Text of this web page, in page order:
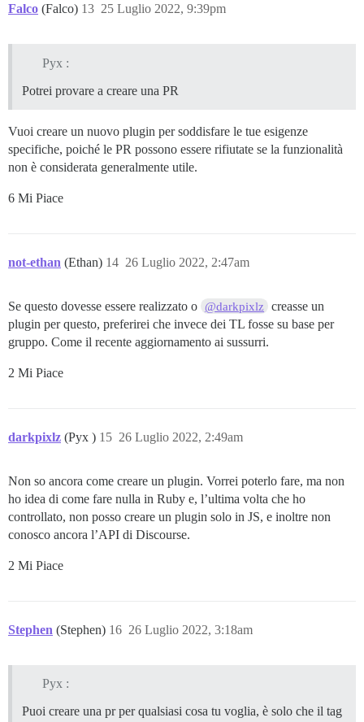
Falco (Falco) 25 Luglio 2022, 9:39pm
13
Pyx :
Potrei provare a creare una PR
Vuoi creare un nuovo plugin per soddisfare le tue esigenze
specifiche, poiché le PR possono essere rifiutate se la funzionalità
non è considerata generalmente utile.
6 Mi Piace
not-ethan (Ethan) 26 Luglio 2022, 2:47am
14
Se questo dovesse essere realizzato o @darkpixlz creasse un
plugin per questo, preferirei che invece dei TL fosse su base per
gruppo. Come il recente aggiornamento ai sussurri.
2 Mi Piace
darkpixlz (Pyx ) 26 Luglio 2022, 2:49am
15
Non so ancora come creare un plugin. Vorrei poterlo fare, ma non
ho idea di come fare nulla in Ruby e, l’ultima volta che ho
controllato, non posso creare un plugin solo in JS, e inoltre non
conosco ancora l’API di Discourse.
2 Mi Piace
Stephen (Stephen) 26 Luglio 2022, 3:18am
16
Pyx :
Puoi creare una pr per qualsiasi cosa tu voglia, è solo che il tag